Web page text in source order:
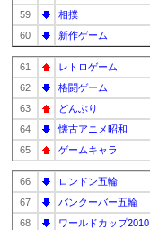
59
相撲
60
新作ゲーム
61 レトロゲーム
62
格闘ゲーム
63
どんぶり
64
懐古アニメ昭和
65
ゲームキャラ
66 ロンドン五輪
67
バンクーバー五輪
68
ワールドカップ2010